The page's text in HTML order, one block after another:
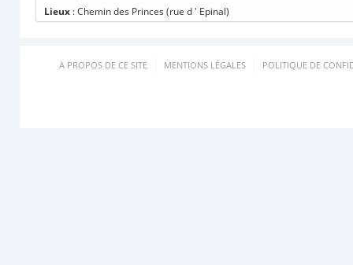
Lieux : Chemin des Princes (rue d ' Epinal)
A PROPOS DE CE SITE MENTIONS LÉGALES POLITIQUE DE